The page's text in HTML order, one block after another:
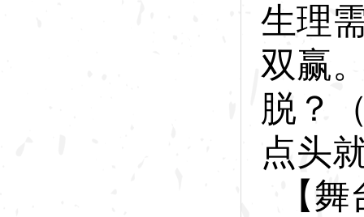
生理
双赢
脱？
点头
【